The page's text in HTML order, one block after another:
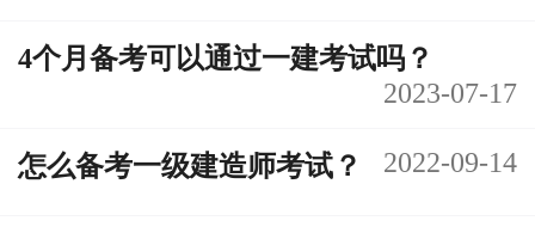
4个月备考可以通过一建考试吗？
2023-07-17
怎么备考一级建造师考试？ 2022-09-14